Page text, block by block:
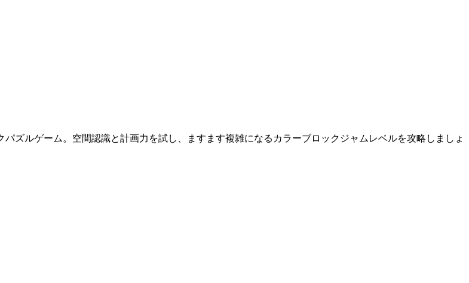
ズルゲーム。空間認識と計画力を試し、ますます複雑になるカラーブロックジャムレベルを攻略しましょ